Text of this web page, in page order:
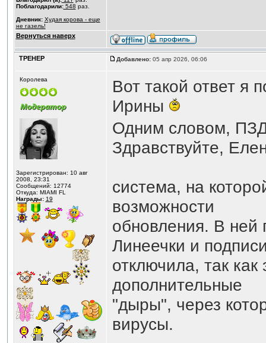
Поблагодарили:548 раз.
Дневник: Худая корова - еще
не газель!
Вернуться наверх
ТРЕНЕР Добавлено:05 апр 2026, 06:06
Королева
Зарегистрирован: 10 авг
2008, 23:31
Сообщений: 12774
Откуда: MIAMI FL
Награды: 19
Вот такой ответ я
Ирины
Одним словом,
Здравствуйте,
система, на
возможности
обновления. В ней
Линеечки и
отключила, так как
дополнительные
"дыры", через
вирусы.